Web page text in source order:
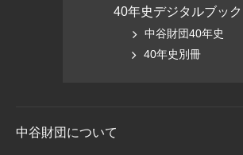
40年史デジタルブック
中谷財団40年史
40年史別冊
中谷財団について